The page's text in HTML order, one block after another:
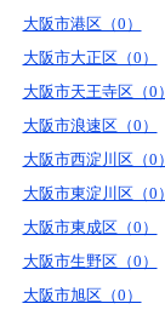
大阪市港区（0）
大阪市大正区（0）
大阪市天王寺区（0）
大阪市浪速区（0）
大阪市西淀川区（0）
大阪市東淀川区（0）
大阪市東成区（0）
大阪市生野区（0）
大阪市旭区（0）